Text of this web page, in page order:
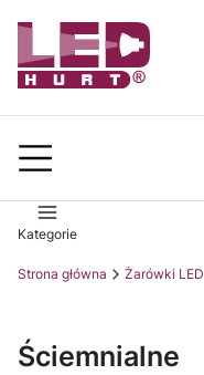
Kategorie
Strona główna Żarówki LED
Ściemnialne